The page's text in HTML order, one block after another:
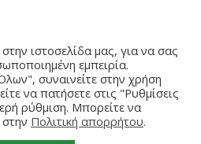
ιστοσελίδα μας, για να σας
εμπειρία.
συναινείτε στην χρήση
να πατήσετε στις "Ρυθμίσεις
ρύθμιση. Μπορείτε να
Πολιτική απορρήτου.